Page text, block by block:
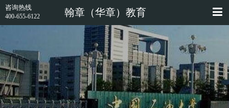
咨询热线
400-655-6122 翰章（华章）教育